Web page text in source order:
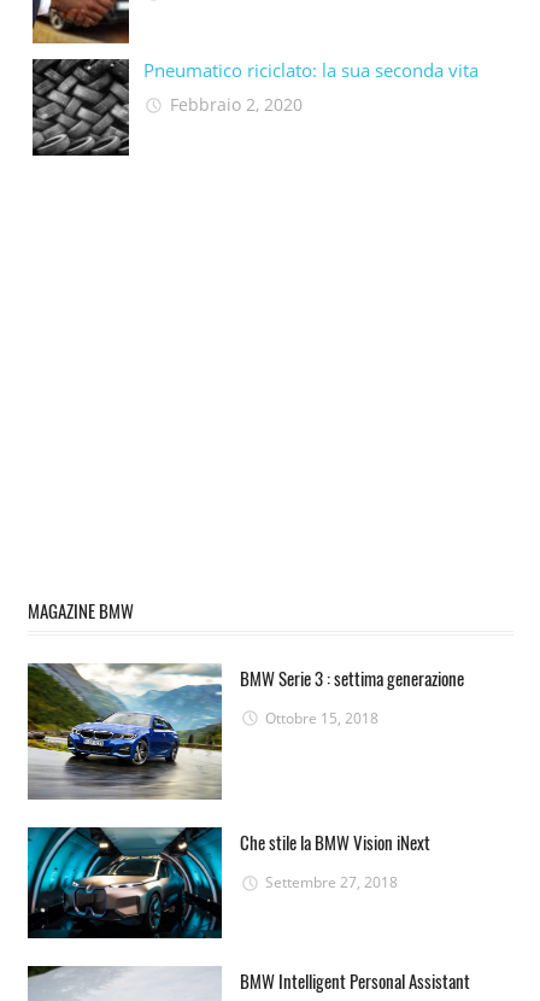
Pneumatico riciclato: la sua seconda vita​
Febbraio 2, 2020
MAGAZINE BMW
BMW Serie 3 : settima generazione
Ottobre 15, 2018
Che stile la BMW Vision iNext
Settembre 27, 2018
BMW Intelligent Personal Assistant